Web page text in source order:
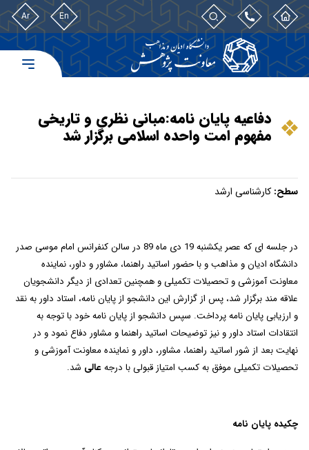
En
Ar
دفاعیه پایان نامه:مبانی نظری و تاریخی
مفهوم امت واحده اسلامی برگزار شد
سطح: کارشناسی ارشد
در جلسه ای که عصر یکشنبه 19 دی ماه 89 در سالن کنفرانس امام موسی صدر
دانشگاه ادیان و مذاهب و با حضور اساتید راهنما، مشاور و داور، نماینده
معاونت آموزشی و تحصیلات تکمیلی و همچنین تعدادی از دیگر دانشجویان
علاقه مند برگزار شد، پس از گزارش این دانشجو از پایان نامه، استاد داور به نقد
و ارزیابی پایان نامه پرداخت. سپس دانشجو از پایان نامه خود با توجه به
انتقادات استاد داور و نیز توضیحات اساتید راهنما و مشاور دفاع نمود و در
نهایت بعد از شور اساتید راهنما، مشاور، داور و نماینده معاونت آموزشی و
تحصیلات تکمیلی موفق به کسب امتیاز قبولی با درجهعالی شد.
چکیده پایان نامه